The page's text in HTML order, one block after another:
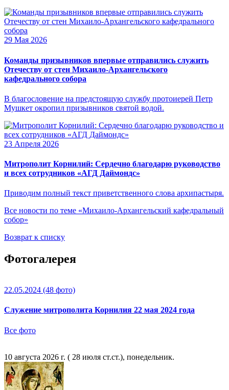
29 Мая 2026
Команды призывников впервые отправились служить
Отечеству от стен Михаило-Архангельского
кафедрального собора
В благословение на предстоящую службу протоиерей Петр
Мушкет окропил призывников святой водой.
23 Апреля 2026
Митрополит Корнилий: Сердечно благодарю руководство
и всех сотрудников «АГД Даймондс»
Приводим полный текст приветственного слова архипастыря.
Все новости по теме «Михаило-Архангельский кафедральный
собор»
Возврат к списку
Фотогалерея
22.05.2024 (48 фото)
Служение митрополита Корнилия 22 мая 2024 года
Все фото
10 августа 2026 г. ( 28 июля ст.ст.), понедельник.